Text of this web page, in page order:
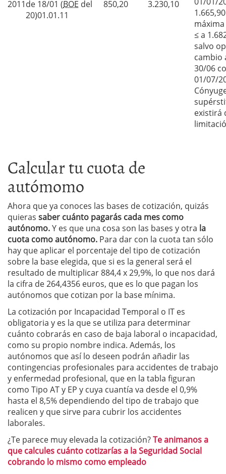
2011de 18/01 (BOE del
20)01.01.11
850,20 3.230,10
≤ a
salvo
cambio
30/06
01/07/
C
existirá
Calcular tu cuota de
autómomo
Ahora que ya conoces las bases de cotización, quizás
quieras saber cuánto pagarás cada mes como
autónomo.Y es que una cosa son las bases y otra la
cuota como autónomo. Para dar con la cuota tan sólo
hay que aplicar el porcentaje del tipo de cotización
sobre la base elegida, que si es la general será el
resultado de multiplicar 884,4 x 29,9%, lo que nos dará
la cifra de 264,4356 euros, que es lo que pagan los
autónomos que cotizan por la base mínima.
La cotización por Incapacidad Temporal o IT es
obligatoria y es la que se utiliza para determinar
cuánto cobrarás en caso de baja laboral o incapacidad,
como su propio nombre indica. Además, los
autónomos que así lo deseen podrán añadir las
contingencias profesionales para accidentes de trabajo
y enfermedad profesional, que en la tabla figuran
como Tipo AT y EP y cuya cuantía va desde el 0,9%
hasta el 8,5% dependiendo del tipo de trabajo que
realicen y que sirve para cubrir los accidentes
laborales.
¿Te parece muy elevada la cotización?Te animanos a
que calcules cuánto cotizarías a la Seguridad Social
cobrando lo mismo como empleado